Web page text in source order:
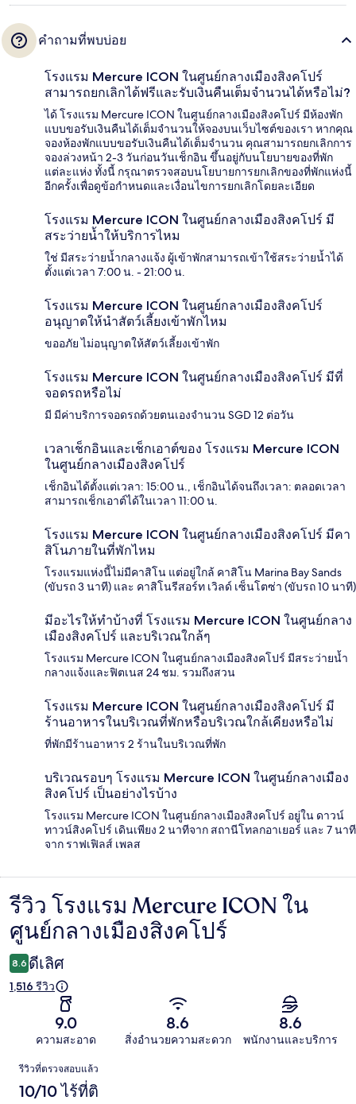
คำถามที่พบบ่อย
โรงแรม Mercure ICON ในศูนย์กลางเมืองสิงคโปร์
สามารถยกเลิกได้ฟรีและรับเงินคืนเต็มจำนวนได้หรือไม่?
ได้ โรงแรม Mercure ICON ในศูนย์กลางเมืองสิงคโปร์ มีห้องพัก
แบบขอรับเงินคืนได้เต็มจำนวนให้จองบนเว็บไซต์ของเรา หากคุณ
จองห้องพักแบบขอรับเงินคืนได้เต็มจำนวน คุณสามารถยกเลิกการ
จองล่วงหน้า 2-3 วันก่อนวันเช็กอิน ขึ้นอยู่กับนโยบายของที่พัก
แต่ละแห่ง ทั้งนี้ กรุณาตรวจสอบนโยบายการยกเลิกของที่พักแห่งนี้
อีกครั้งเพื่อดูข้อกำหนดและเงื่อนไขการยกเลิกโดยละเอียด
โรงแรม Mercure ICON ในศูนย์กลางเมืองสิงคโปร์ มี
สระว่ายน้ำให้บริการไหม
ใช่ มีสระว่ายน้ำกลางแจ้ง ผู้เข้าพักสามารถเข้าใช้สระว่ายน้ำได้
ตั้งแต่เวลา 7:00 น. - 21:00 น.
โรงแรม Mercure ICON ในศูนย์กลางเมืองสิงคโปร์
อนุญาตให้นำสัตว์เลี้ยงเข้าพักไหม
ขออภัย ไม่อนุญาตให้สัตว์เลี้ยงเข้าพัก
โรงแรม Mercure ICON ในศูนย์กลางเมืองสิงคโปร์ มีที่
จอดรถหรือไม่
มี มีค่าบริการจอดรถด้วยตนเองจำนวน SGD 12 ต่อวัน
เวลาเช็กอินและเช็กเอาต์ของ โรงแรม Mercure ICON
ในศูนย์กลางเมืองสิงคโปร์
เช็กอินได้ตั้งแต่เวลา: 15:00 น., เช็กอินได้จนถึงเวลา: ตลอดเวลา
สามารถเช็กเอาต์ได้ในเวลา 11:00 น.
โรงแรม Mercure ICON ในศูนย์กลางเมืองสิงคโปร์ มีคา
สิโนภายในที่พักไหม
โรงแรมแห่งนี้ไม่มีคาสิโน แต่อยู่ใกล้ คาสิโน Marina Bay Sands
(ขับรถ 3 นาที) และ คาสิโนรีสอร์ท เวิลด์ เซ็นโตซ่า (ขับรถ 10 นาที)
มีอะไรให้ทำบ้างที่ โรงแรม Mercure ICON ในศูนย์กลาง
เมืองสิงคโปร์ และบริเวณใกล้ๆ
โรงแรม Mercure ICON ในศูนย์กลางเมืองสิงคโปร์ มีสระว่ายน้ำ
กลางแจ้งและฟิตเนส 24 ชม. รวมถึงสวน
โรงแรม Mercure ICON ในศูนย์กลางเมืองสิงคโปร์ มี
ร้านอาหารในบริเวณที่พักหรือบริเวณใกล้เคียงหรือไม่
ที่พักมีร้านอาหาร 2 ร้านในบริเวณที่พัก
บริเวณรอบๆ โรงแรม Mercure ICON ในศูนย์กลางเมือง
สิงคโปร์ เป็นอย่างไรบ้าง
โรงแรม Mercure ICON ในศูนย์กลางเมืองสิงคโปร์ อยู่ใน ดาวน์
ทาวน์สิงคโปร์ เดินเพียง 2 นาทีจาก สถานีโทลกอาเยอร์ และ 7 นาที
จาก ราฟเฟิลส์ เพลส
รีวิว
รีวิว โรงแรม Mercure ICON ใน
ศูนย์กลางเมืองสิงคโปร์
8.6 ดีเลิศ
1,516 รีวิว
9.0
ความสะอาด
8.6
สิ่งอำนวยความสะดวก
8.6
พนักงานและบริการ
รีวิว
รีวิวที่ตรวจสอบแล้ว
10/10 ไร้ที่ติ